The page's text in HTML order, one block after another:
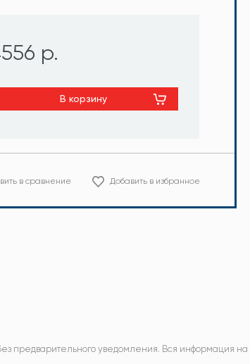
р.
В корзину
в сравнение Добавить в избранное
предварительного уведомления. Вся информация